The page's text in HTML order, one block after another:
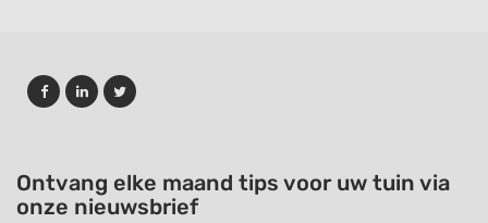
Ontvang elke maand tips voor uw tuin via
onze nieuwsbrief